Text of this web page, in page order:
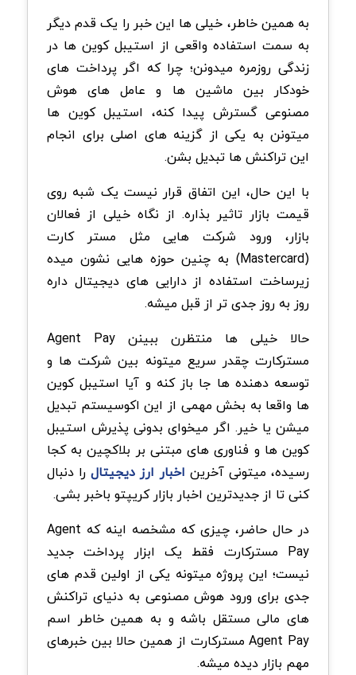
به همین خاطر، خیلی ها این خبر را یک قدم دیگر
به سمت استفاده واقعی از استیبل کوین ها در
زندگی روزمره میدونن؛ چرا که اگر پرداخت های
خودکار بین ماشین ها و عامل های هوش
مصنوعی گسترش پیدا کنه، استیبل کوین ها
میتونن به یکی از گزینه های اصلی برای انجام
این تراکنش ها تبدیل بشن.
با این حال، این اتفاق قرار نیست یک شبه روی
قیمت بازار تاثیر بذاره. از نگاه خیلی از فعالان
بازار، ورود شرکت هایی مثل مستر کارت
(Mastercard) به چنین حوزه هایی نشون میده
زیرساخت استفاده از دارایی های دیجیتال داره
روز به روز جدی تر از قبل میشه.
حالا خیلی ها منتظرن ببینن Agent Pay
مسترکارت چقدر سریع میتونه بین شرکت ها و
توسعه دهنده ها جا باز کنه و آیا استیبل کوین
ها واقعا به بخش مهمی از این اکوسیستم تبدیل
میشن یا خیر. اگر میخوای بدونی پذیرش استیبل
کوین ها و فناوری های مبتنی بر بلاکچین به کجا
رسیده، میتونی آخرین اخبار ارز دیجیتالرا دنبال
کنی تا از جدیدترین اخبار بازار کریپتو باخبر بشی.
در حال حاضر، چیزی که مشخصه اینه که Agent
Pay مسترکارت فقط یک ابزار پرداخت جدید
نیست؛ این پروژه میتونه یکی از اولین قدم های
جدی برای ورود هوش مصنوعی به دنیای تراکنش
های مالی مستقل باشه و به همین خاطر اسم
Agent Pay مسترکارت از همین حالا بین خبرهای
مهم بازار دیده میشه.